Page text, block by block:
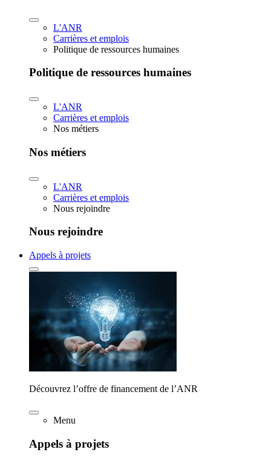
L'ANR
Carrières et emplois
Politique de ressources humaines
Politique de ressources humaines
L'ANR
Carrières et emplois
Nos métiers
Nos métiers
L'ANR
Carrières et emplois
Nous rejoindre
Nous rejoindre
Appels à projets
Découvrez l’offre de financement de l’ANR
Menu
Appels à projets